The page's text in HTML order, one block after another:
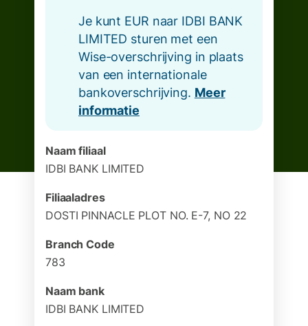
Je kunt EUR naar IDBI BANK
LIMITED sturen met een
Wise-overschrijving in plaats
van een internationale
bankoverschrijving. Meer
informatie
Naam filiaal
IDBI BANK LIMITED
Filiaaladres
DOSTI PINNACLE PLOT NO. E-7, NO 22
Branch Code
783
Naam bank
IDBI BANK LIMITED